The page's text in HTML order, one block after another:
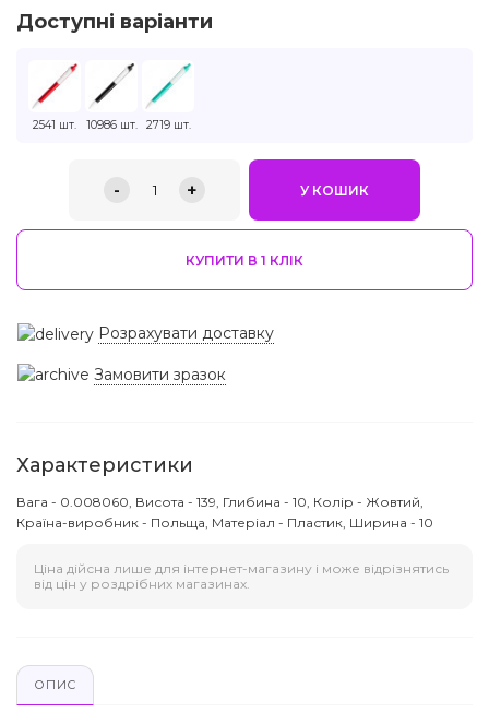
Доступні варіанти
2541 шт. 10986 шт. 2719 шт.
- 1 + У КОШИК
КУПИТИ В 1 КЛIК
Розрахувати доставку
Замовити зразок
Характеристики
Вага - 0.008060, Висота - 139, Глибина - 10, Колір - Жовтий,
Країна-виробник - Польща, Матеріал - Пластик, Ширина - 10
Ціна дійсна лише для інтернет-магазину і може відрізнятись
від цін у роздрібних магазинах.
ОПИС